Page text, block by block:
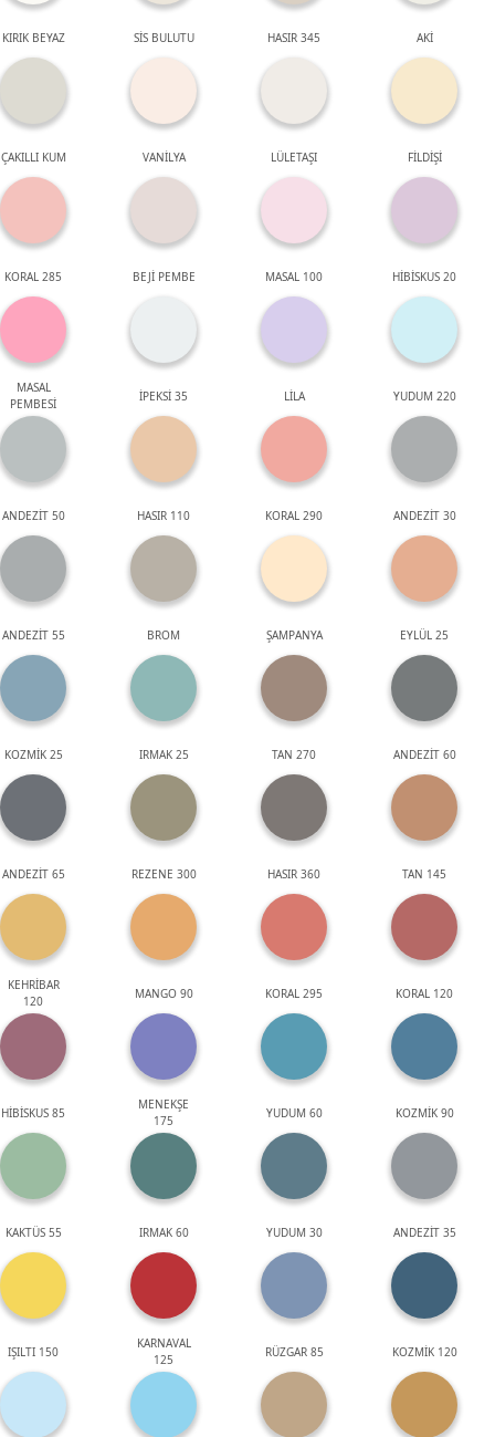
KIRIK BEYAZ SİS BULUTU HASIR 345 AKİ
ÇAKILLI KUM VANİLYA LÜLETAŞI FİLDİŞİ
KORAL 285 BEJİ PEMBE MASAL 100 HİBİSKUS 20
MASAL
PEMBESİ
İPEKSİ 35 LİLA YUDUM 220
ANDEZİT 50 HASIR 110 KORAL 290 ANDEZİT 30
ANDEZİT 55 BROM ŞAMPANYA EYLÜL 25
KOZMİK 25 IRMAK 25 TAN 270 ANDEZİT 60
ANDEZİT 65 REZENE 300 HASIR 360 TAN 145
KEHRİBAR
120
MANGO 90 KORAL 295 KORAL 120
HİBİSKUS 85
MENEKŞE
175
YUDUM 60 KOZMİK 90
KAKTÜS 55 IRMAK 60 YUDUM 30 ANDEZİT 35
IŞILTI 150
KARNAVAL
125
RÜZGAR 85 KOZMİK 120